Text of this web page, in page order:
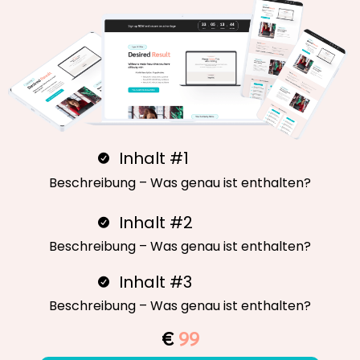
Inhalt #1
Beschreibung – Was genau ist enthalten?
Inhalt #2
Beschreibung – Was genau ist enthalten?
Inhalt #3
Beschreibung – Was genau ist enthalten?
€99